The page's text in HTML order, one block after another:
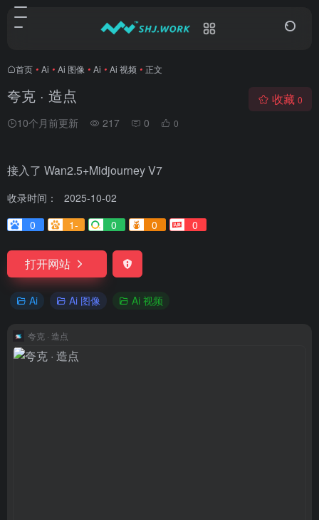
首页 • Ai • Ai 图像 • Ai • Ai 视频 • 正文
夸克 · 造点
10个月前更新 217 0 0
收藏 0
接入了 Wan2.5+Midjourney V7
收录时间：
2025-10-02
0
1- 0 0 0
打开网站
Ai Ai 图像 Ai 视频
夸克 · 造点